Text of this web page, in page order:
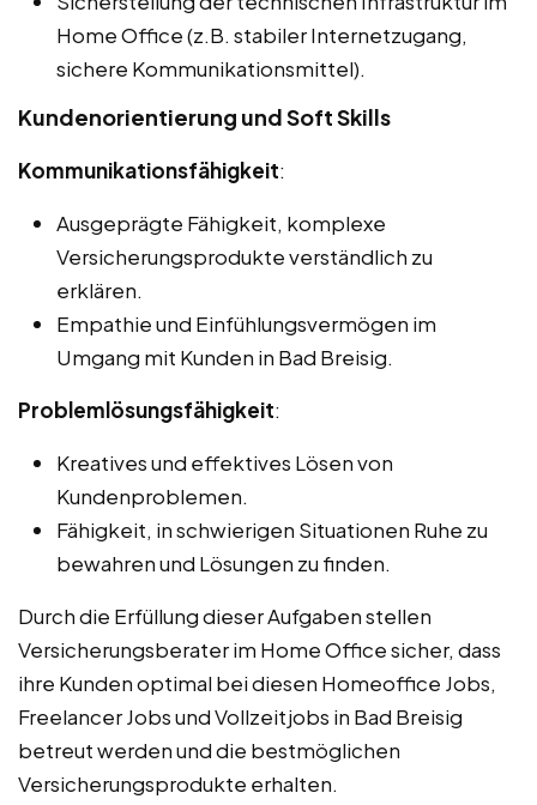
Home Office (z.B. stabiler Internetzugang,
sichere Kommunikationsmittel).
Kundenorientierung und Soft Skills
Kommunikationsfähigkeit:
Ausgeprägte Fähigkeit, komplexe
Versicherungsprodukte verständlich zu
erklären.
Empathie und Einfühlungsvermögen im
Umgang mit Kunden in Bad Breisig.
Problemlösungsfähigkeit:
Kreatives und effektives Lösen von
Kundenproblemen.
Fähigkeit, in schwierigen Situationen Ruhe zu
bewahren und Lösungen zu finden.
Durch die Erfüllung dieser Aufgaben stellen
Versicherungsberater im Home Office sicher, dass
ihre Kunden optimal bei diesen Homeoffice Jobs,
Freelancer Jobs und Vollzeitjobs in Bad Breisig
betreut werden und die bestmöglichen
Versicherungsprodukte erhalten.